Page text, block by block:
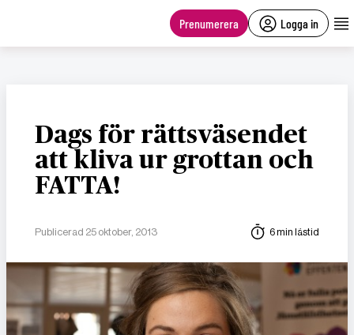
Prenumerera Logga in
Dags för rättsväsendet
att kliva ur grottan och
FATTA!
Publicerad 25 oktober, 2013 6 min lästid